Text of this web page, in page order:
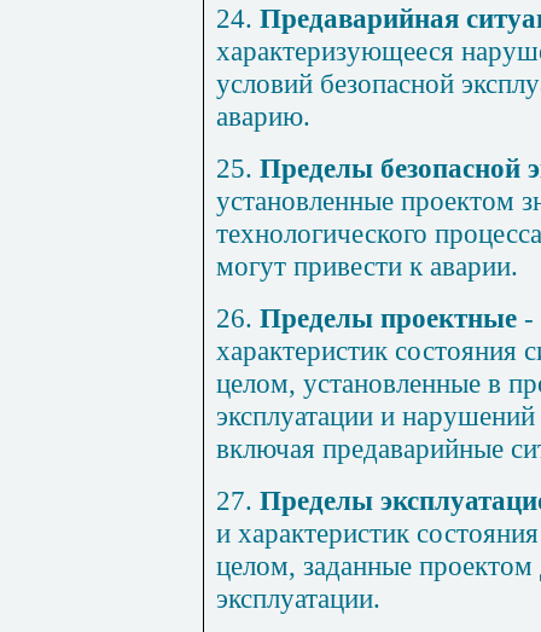
24. Предаварийная
характеризующееся
условий безопасной
аварию.
25. Пределы безопасной
установленные проектом
технологического
могут привести к аварии.
26. Пределы проектные -
характеристик
целом, установленные в
эксплуатации и
включая предаварийные
27. Пределы
и характеристик
целом, заданные
эксплуатации.